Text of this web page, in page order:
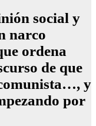
social y
narco
ordena
de que
y
por